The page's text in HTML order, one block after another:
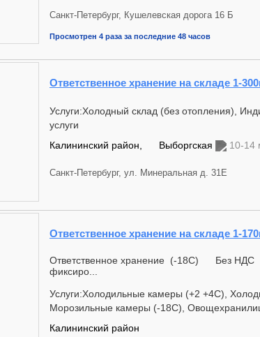
Санкт-Петербург, Кушелевская дорога 16 Б
Просмотрен 4 раза за последние 48 часов
Ответственное хранение на складе 1-
Услуги:Холодный склад (без отопления),
услуги
Калининский район,
Выборгская 10-14
Санкт-Петербург, ул. Минеральная д. 31Е
Ответственное хранение на складе 1-
Ответственное хранение (-18С) Без НДС
фиксиро...
Услуги:Холодильные камеры (+2 +4С),
Морозильные камеры (-18С),
Калининский район